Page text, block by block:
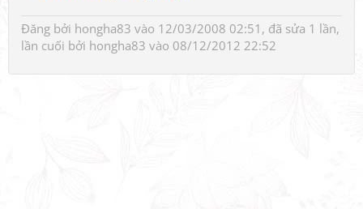
Đăng bởi hongha83 vào 12/03/2008 02:51, đã sửa 1 lần,
lần cuối bởi hongha83 vào 08/12/2012 22:52